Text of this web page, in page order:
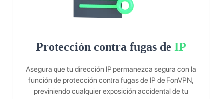
Protección contra fugas de IP
Asegura que tu dirección IP permanezca segura con la
función de protección contra fugas de IP de FonVPN,
previniendo cualquier exposición accidental de tu